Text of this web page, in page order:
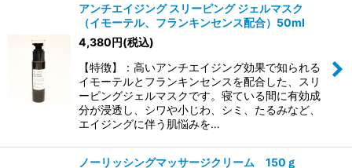
絞り込む
アンチエイジング スリーピング ジェルマスク
（イモーテル、フランキンセンス配合）50ml
4,380円(税込)
【特徴】：高いアンチエイジング効果で知られる
イモーテルとフランキンセンスを配合した、スリ
ーピングジェルマスクです。寝ている間に有効成
分が浸透し、シワや小じわ、シミ、たるみなど、
エイジングに伴う肌悩みを…
ノーリッシングマッサージクリーム 150ｇ